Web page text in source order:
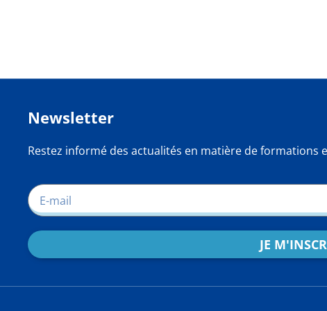
Newsletter
Restez informé des actualités en matière de formations
JE